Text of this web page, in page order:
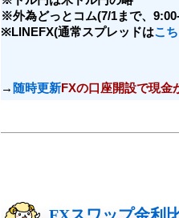
※外為どっとコム(7/1まで、
※LINEFX(通常スプレッドはこ
→ 随時更新FXの口座開設で現金